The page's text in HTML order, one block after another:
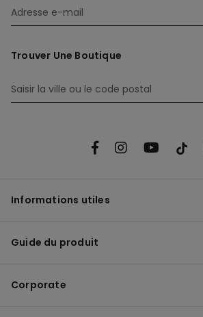
Trouver Une Boutique
Informations utiles
Guide du produit
Corporate